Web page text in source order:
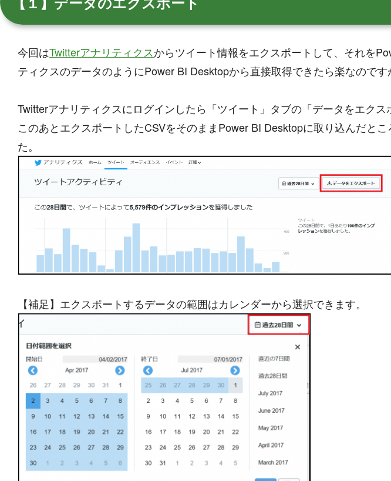
今回はTwitterアナリティクスからツイート情報をエクスポートして、それを
ティクスのデータのようにPower BI Desktopから直接取得できたら楽なのです
Twitterアナリティクスにログインしたら「ツイート」タブの「データをエクス
このあとエクスポートしたCSVをそのままPower BI Desktopに取り込んだと
た。
【補足】エクスポートするデータの範囲はカレンダーから選択できます。